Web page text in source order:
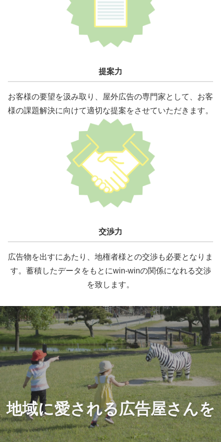
提案力
お客様の要望を汲み取り、屋外広告の専門家として、お客
様の課題解決に向けて適切な提案をさせていただきます。
交渉力
広告物を出すにあたり、地権者様との交渉も必要となりま
す。蓄積したデータをもとにwin-winの関係になれる交渉
を致します。
地域に愛される広告屋さんを